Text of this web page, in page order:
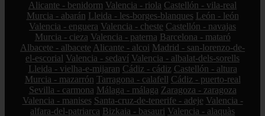
Alicante - benidorm Valencia - riola Castellón - vila-real
Murcia - abarán Lleida - les-borges-blanques León - león
Valencia - enguera Valencia - cheste Castellón - navajas
Murcia - cieza Valencia - paterna Barcelona - mataró
Albacete - albacete Alicante - alcoi Madrid - san-lorenzo-de-
el-escorial Valencia - sedaví Valencia - albalat-dels-sorells
Lleida - vielha-e-mijaran Cádiz - cádiz Castellón - altura
Murcia - mazarrón Tarragona - calafell Cádiz - puerto-real
Sevilla - carmona Málaga - málaga Zaragoza - zaragoza
Valencia - manises Santa-cruz-de-tenerife - adeje Valencia -
alfara-del-patriarca Bizkaia - basauri Valencia - alaquàs